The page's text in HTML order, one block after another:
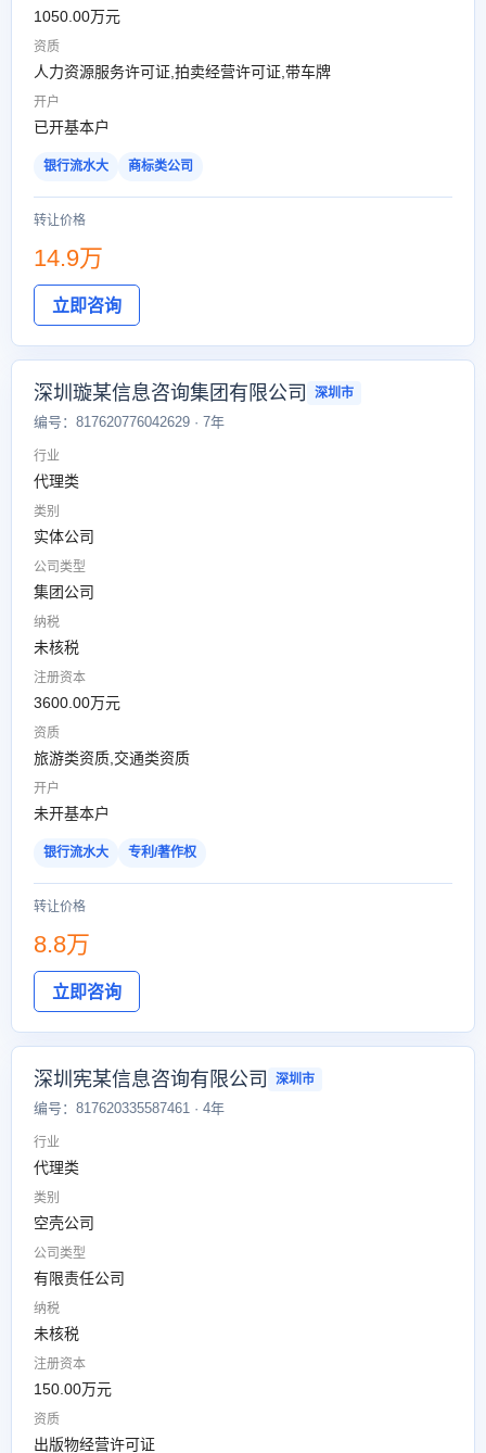
1050.00万元
资质
人力资源服务许可证,拍卖经营许可证,带车牌
开户
已开基本户
银行流水大 商标类公司
转让价格
14.9万
立即咨询
深圳璇某信息咨询集团有限公司 深圳市
编号：817620776042629 · 7年
行业
代理类
类别
实体公司
公司类型
集团公司
纳税
未核税
注册资本
3600.00万元
资质
旅游类资质,交通类资质
开户
未开基本户
银行流水大 专利/著作权
转让价格
8.8万
立即咨询
深圳宪某信息咨询有限公司 深圳市
编号：817620335587461 · 4年
行业
代理类
类别
空壳公司
公司类型
有限责任公司
纳税
未核税
注册资本
150.00万元
资质
出版物经营许可证